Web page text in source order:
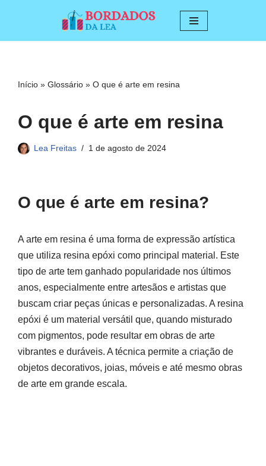
conteúdo
Início » Glossário » O que é arte em resina
O que é arte em resina
Lea Freitas 1 de agosto de 2024
O que é arte em resina?
A arte em resina é uma forma de expressão artística
que utiliza resina epóxi como principal material. Este
tipo de arte tem ganhado popularidade nos últimos
anos, especialmente entre artesãos e artistas que
buscam criar peças únicas e personalizadas. A resina
epóxi é um material versátil que, quando misturado
com pigmentos, pode resultar em obras de arte
vibrantes e duráveis. A técnica permite a criação de
objetos decorativos, joias, móveis e até mesmo obras
de arte em grande escala.